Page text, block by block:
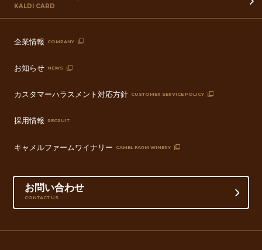
KALDI CARD
企業情報 COMPANY
お知らせ NEWS
カスタマーハラスメント対応方針 CUSTOMER SERVICE POLICY
採用情報 RECRUIT
キャメルファームワイナリー CAMEL FARM WINERY
お問い合わせ
CONTACT US